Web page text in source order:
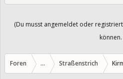
(Du musst angemeldet oder
können.
Foren ... Straßenstrich